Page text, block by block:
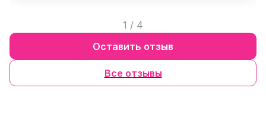
1 / 4
Все отзывы
Оставить отзыв